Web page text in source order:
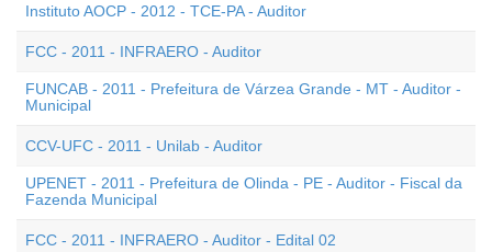
Instituto AOCP - 2012 - TCE-PA - Auditor
FCC - 2011 - INFRAERO - Auditor
FUNCAB - 2011 - Prefeitura de Várzea Grande - MT - Auditor -
Municipal
CCV-UFC - 2011 - Unilab - Auditor
UPENET - 2011 - Prefeitura de Olinda - PE - Auditor - Fiscal da
Fazenda Municipal
FCC - 2011 - INFRAERO - Auditor - Edital 02